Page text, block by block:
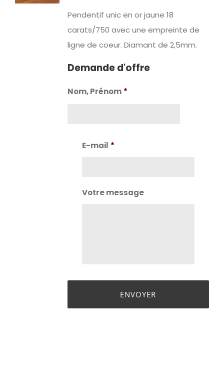
Pendentif unic en or jaune 18
carats/750 avec une empreinte de
ligne de coeur. Diamant de 2,5mm.
Demande d'offre
Nom, Prénom *
E-mail *
Votre message